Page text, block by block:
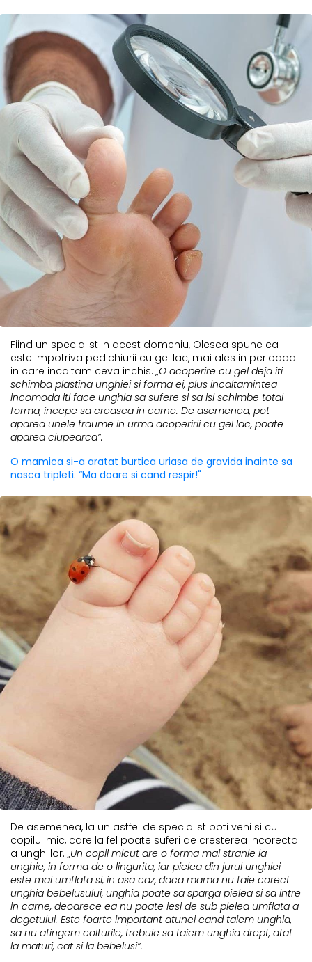
Fiind un specialist in acest domeniu, Olesea spune ca
este impotriva pedichiurii cu gel lac, mai ales in perioada
in care incaltam ceva inchis. „O acoperire cu gel deja iti
schimba plastina unghiei si forma ei, plus incaltamintea
incomoda iti face unghia sa sufere si sa isi schimbe total
forma, incepe sa creasca in carne. De asemenea, pot
aparea unele traume in urma acoperirii cu gel lac, poate
aparea ciupearca”.
O mamica si-a aratat burtica uriasa de gravida inainte sa
nasca tripleti. “Ma doare si cand respir!"
De asemenea, la un astfel de specialist poti veni si cu
copilul mic, care la fel poate suferi de cresterea incorecta
a unghiilor. „Un copil micut are o forma mai stranie la
unghie, in forma de o lingurita, iar pielea din jurul unghiei
este mai umflata si, in asa caz, daca mama nu taie corect
unghia bebelusului, unghia poate sa sparga pielea si sa intre
in carne, deoarece ea nu poate iesi de sub pielea umflata a
degetului. Este foarte important atunci cand taiem unghia,
sa nu atingem colturile, trebuie sa taiem unghia drept, atat
la maturi, cat si la bebelusi”.